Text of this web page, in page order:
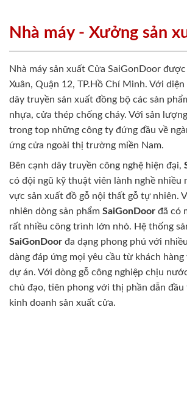
Nhà máy - Xưởng sản
Nhà máy sản xuất Cửa SaiGonDoor
Xuân, Quận 12, TP.Hồ Chí Minh. Với
dây truyền sản xuất đồng bộ các sản
nhựa, cửa thép chống cháy. Với sản
trong top những công ty đứng đầu về
ứng cửa ngoài thị trường miền Nam.
Bên cạnh dây truyền công nghệ hiện đại,
có đội ngũ kỹ thuật viên lành nghề nhiều
vực sản xuất đồ gỗ nội thất gỗ tự nhiên.
nhiên dòng sản phẩm SaiGonDoor đã có
rất nhiều công trình lớn nhỏ. Hệ thống
SaiGonDoor đa dạng phong phú với
dàng đáp ứng mọi yêu cầu từ khách
dự án. Với dòng gỗ công nghiệp chịu
chủ đạo, tiên phong với thị phần dẫn đầu
kinh doanh sản xuất cửa.